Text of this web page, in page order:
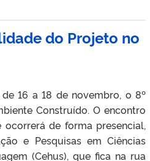
do Projeto no
16 a 18 de novembro, o 8º
Construído. O encontro
de forma presencial,
e Pesquisas em Ciências
(Cehus), que fica na rua